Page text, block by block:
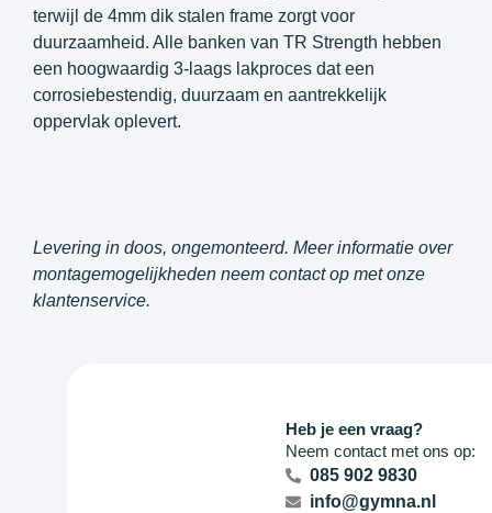
terwijl de 4mm dik stalen frame zorgt voor
duurzaamheid. Alle banken van TR Strength hebben
een hoogwaardig 3-laags lakproces dat een
corrosiebestendig, duurzaam en aantrekkelijk
oppervlak oplevert.
Levering in doos, ongemonteerd. Meer informatie over
montagemogelijkheden neem contact op met onze
klantenservice.
Heb je een vraag?
Neem contact met ons op:
085 902 9830
info@gymna.nl